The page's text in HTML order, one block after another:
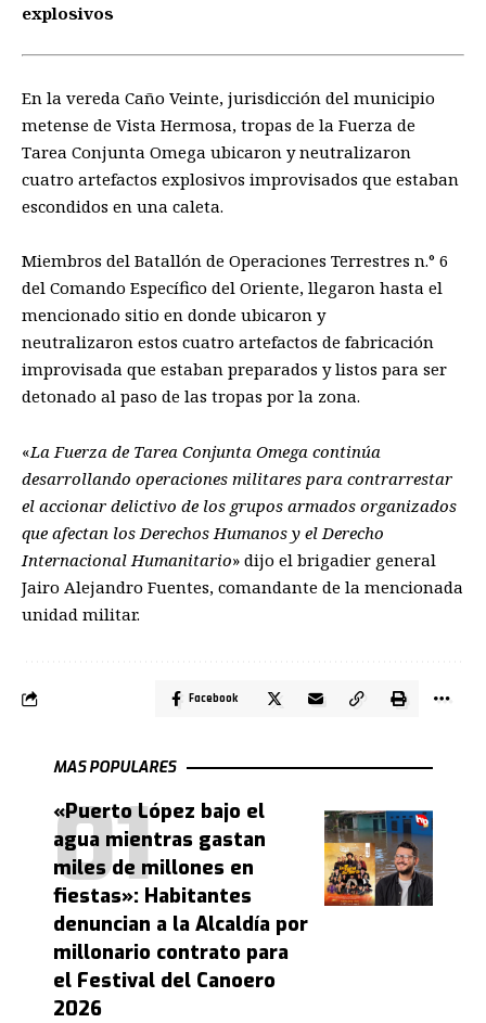
explosivos
En la vereda Caño Veinte, jurisdicción del municipio
metense de Vista Hermosa, tropas de la Fuerza de
Tarea Conjunta Omega ubicaron y neutralizaron
cuatro artefactos explosivos improvisados que estaban
escondidos en una caleta.
Miembros del Batallón de Operaciones Terrestres n.° 6
del Comando Específico del Oriente, llegaron hasta el
mencionado sitio en donde ubicaron y
neutralizaron estos cuatro artefactos de fabricación
improvisada que estaban preparados y listos para ser
detonado al paso de las tropas por la zona.
«La Fuerza de Tarea Conjunta Omega continúa
desarrollando operaciones militares para contrarrestar
el accionar delictivo de los grupos armados organizados
que afectan los Derechos Humanos y el Derecho
Internacional Humanitario» dijo el brigadier general
Jairo Alejandro Fuentes, comandante de la mencionada
unidad militar.
Facebook
MAS POPULARES
«Puerto López bajo el
agua mientras gastan
miles de millones en
fiestas»: Habitantes
denuncian a la Alcaldía por
millonario contrato para
el Festival del Canoero
2026